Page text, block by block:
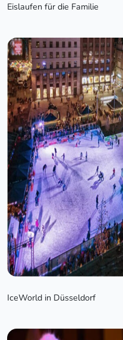
Eislaufen für die Familie
IceWorld in Düsseldorf